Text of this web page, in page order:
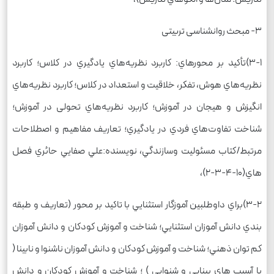
3- مبحث روانشناسی تربیتی
3-1)تأكيد بر محورهاي: كاربرد نظریه‌هاي یادگيري در كلاس؛ كاربرد
نظریه‌هاي هوش، تفكر، خلاقيت و استعداد در كلاس؛ كاربرد نظریه‌هاي
انگيزش و هيجان در آموزش؛ كاربرد نظریه‌هاي تحولی در آموزش؛
شناخت تفاوت‌هاي فردي در یادگيري؛ تعاریف مفاهيم و اصطلاحات
مرتبط/كتاب مسئوليت وسازندگي، نويسنده:علي صفايي حائري فصل
هاي(10-4-3-2)،
3-2)براي داوطلبين آموزگار استثنايي با تاكيد بر محور (تعاريف و طبقه
بندي دانش آموزان استثنايي؛ شناخت و آموزش كودكان و دانش آموزان
كم توان ذهني؛ شناخت و آموزش كودكان و دانش آموزان ناشنوا و نابينا (
با آسيب هاي بينايي و شنوايي ) ؛ شناخت و آموزش كودكان و دانش